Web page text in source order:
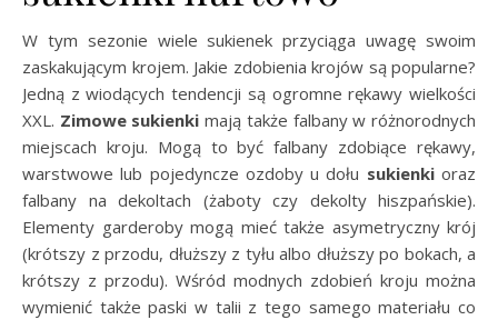
W tym sezonie wiele sukienek przyciąga uwagę swoim
zaskakującym krojem. Jakie zdobienia krojów są popularne?
Jedną z wiodących tendencji są ogromne rękawy wielkości
XXL. Zimowe sukienki mają także falbany w różnorodnych
miejscach kroju. Mogą to być falbany zdobiące rękawy,
warstwowe lub pojedyncze ozdoby u dołu sukienkioraz
falbany na dekoltach (żaboty czy dekolty hiszpańskie).
Elementy garderoby mogą mieć także asymetryczny krój
(krótszy z przodu, dłuższy z tyłu albo dłuższy po bokach, a
krótszy z przodu). Wśród modnych zdobień kroju można
wymienić także paski w talii z tego samego materiału co